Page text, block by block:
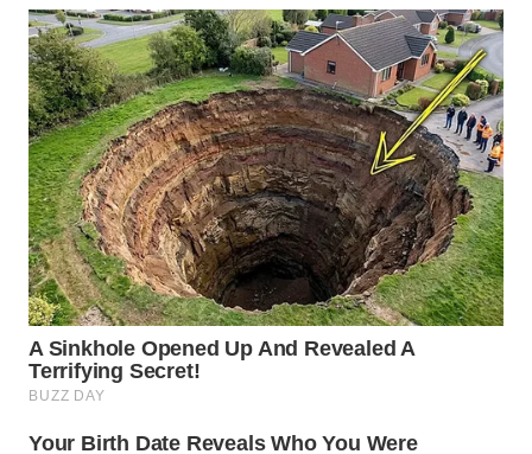
DANAU
TOBA
WN
NIAS
WN
LANGKAT
WN
TAPANULI
SELATAN
WN
LESUNG